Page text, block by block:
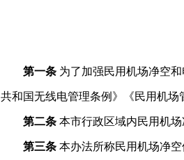
第一条 为了加强民用机场净空
共和国无线电管理条例》《民用机场
第二条 本市行政区域内民用机
第三条 本办法所称民用机场净